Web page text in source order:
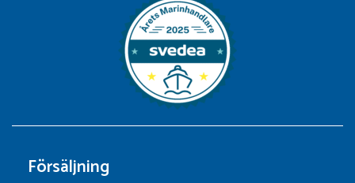
Försäljning